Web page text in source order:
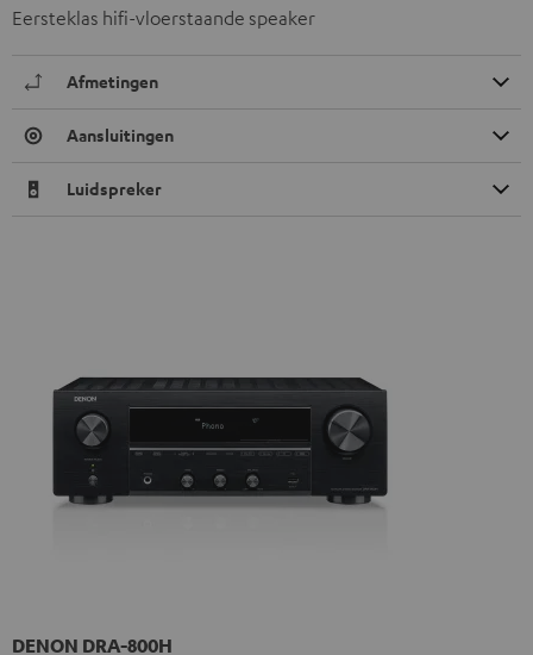
Eersteklas hifi-vloerstaande speaker
Afmetingen
Aansluitingen
Luidspreker
DENON DRA-800H